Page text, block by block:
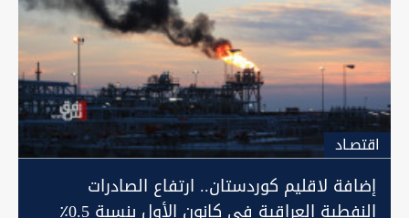
اقتصـاد
إضافة لاقليم كوردستان.. ارتفاع الصادرات
النفطية العراقية في كانون الأول بنسبة 0.5٪